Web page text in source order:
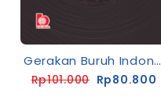
Gerakan Buruh Indonesia : Perlawanan Dan Fragmentasi
Rp101.000 Rp80.800